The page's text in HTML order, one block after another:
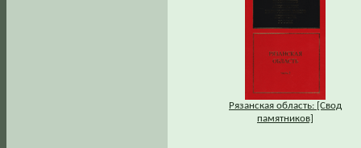
Рязанская область: [Свод
памятников]